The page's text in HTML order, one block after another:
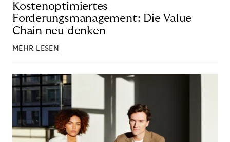
Kostenoptimiertes
Forderungsmanagement: Die Value
Chain neu denken
MEHR LESEN